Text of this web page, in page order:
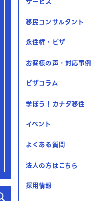
移民コンサルタント
永住権・ビザ
お客様の声・対応事例
ビザコラム
学ぼう！カナダ移住
イベント
よくある質問
法人の方はこちら
採用情報